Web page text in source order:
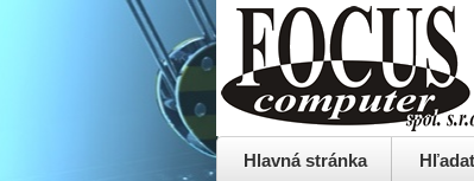
Hlavná stránka